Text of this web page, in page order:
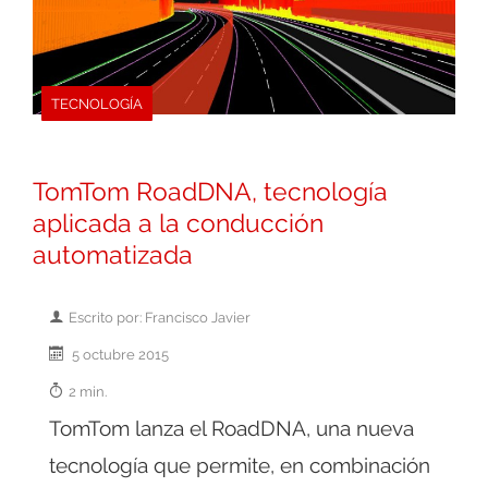
TECNOLOGÍA
TomTom RoadDNA, tecnología
aplicada a la conducción
automatizada
Escrito por: Francisco Javier
5 octubre 2015
2 min.
TomTom lanza el RoadDNA, una nueva
tecnología que permite, en combinación